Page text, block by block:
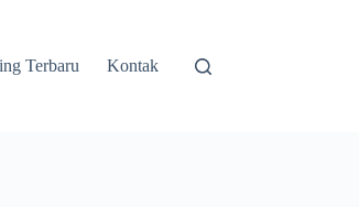
Terbaru Kontak